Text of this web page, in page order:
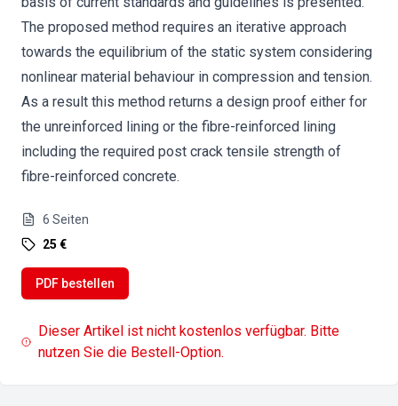
The proposed method requires an iterative approach
towards the equilibrium of the static system considering
nonlinear material behaviour in compression and tension.
As a result this method returns a design proof either for
the unreinforced lining or the fibre-reinforced lining
including the required post crack tensile strength of
fibre-reinforced concrete.
6 Seiten
25 €
PDF bestellen
Dieser Artikel ist nicht kostenlos verfügbar. Bitte
nutzen Sie die Bestell-Option.